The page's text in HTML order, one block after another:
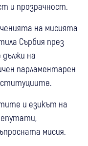
и прозрачност.
на мисията
Сърбия през
на
парламентарен
и езикът на
мисия.